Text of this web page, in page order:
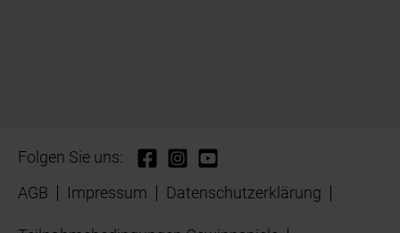
Folgen Sie uns:
AGB
Impressum Datenschutzerklärung